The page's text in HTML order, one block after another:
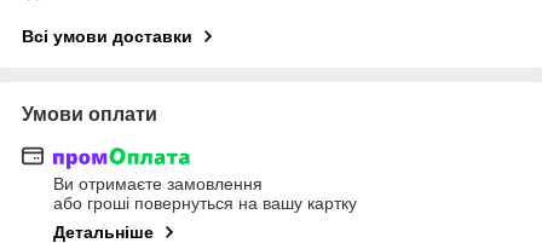
Всі умови доставки
Умови оплати
Ви отримаєте замовлення
або гроші повернуться на вашу картку
Детальніше